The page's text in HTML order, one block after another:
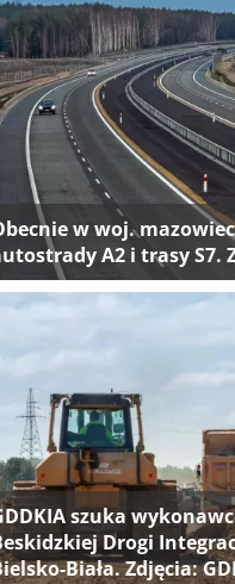
w woj.
A2 i trasy S7.
szuka
Drogi
Biała. Zdjęcia: